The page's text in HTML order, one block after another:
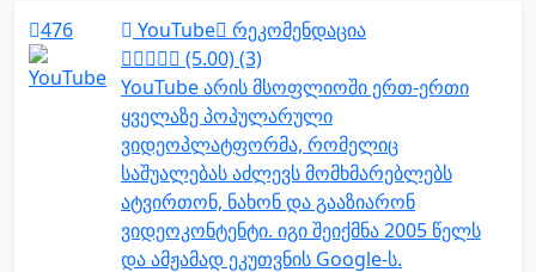
476 YouTube
რეკომენდაცია
(5.00) (3)
YouTube არის მსოფლიოში ერთ-ერთი
ყველაზე პოპულარული
ვიდეოპლატფორმა, რომელიც
საშუალებას აძლევს მომხმარებლებს
ატვირთონ, ნახონ და გააზიარონ
ვიდეოკონტენტი. იგი შეიქმნა 2005 წელს
და ამჟამად ეკუთვნის Google-ს.